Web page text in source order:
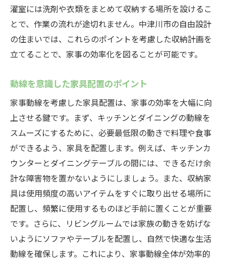
濯室には洗剤や衣類をまとめて収納する場所を設けるこ
とで、作業の流れが途切れません。中津川市の自由設計
の住まいでは、これらのポイントを考慮した収納計画を
立てることで、家事の効率化を図ることが可能です。
動線を意識した家具配置のポイント
家事動線を考慮した家具配置は、家事の効率を大幅に向
上させる鍵です。まず、キッチンとダイニングの動線を
スムーズにするために、必要最低限の動きで料理や食事
ができるよう、家具を配置します。例えば、キッチンカ
ウンターとダイニングテーブルの間には、できるだけ余
計な障害物を置かないようにしましょう。また、収納家
具は使用頻度の高いアイテムをすぐに取り出せる場所に
配置し、頻繁に使用するものほど手前に置くことが重要
です。さらに、リビングルームでは家族の動きを妨げな
いようにソファやテーブルを配置し、自然で快適な生活
動線を確保します。これにより、家事動線全体が効率的